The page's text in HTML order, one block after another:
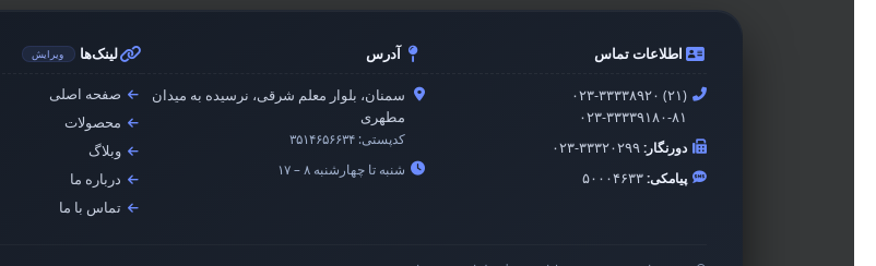
اطلاعات تماس
۰۲۳-۳۳۳۳۸۹۲۰ (۲۱)
۰۲۳-۳۳۳۳۹۱۸۰-۸۱
دورنگار:۰۲۳-۳۳۳۲۰۲۹۹
پیامکی:۵۰۰۰۴۶۳۳
آدرس
سمنان، بلوار معلم شرقی، نرسیده به میدان
مطهری
کدپستی:۳۵۱۴۶۵۶۶۳۴
شنبه تا چهارشنبه ۸ – ۱۷
لینک‌ها ویرایش
صفحه اصلی
محصولات
وبلاگ
درباره ما
تماس با ما